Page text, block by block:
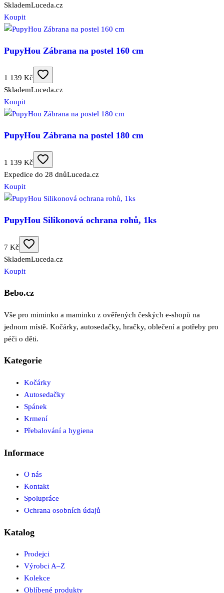
SklademLuceda.cz
Koupit
PupyHou Zábrana na postel 160 cm
1 139 Kč
SklademLuceda.cz
Koupit
PupyHou Zábrana na postel 180 cm
1 139 Kč
Expedice do 28 dnůLuceda.cz
Koupit
PupyHou Silikonová ochrana rohů, 1ks
7 Kč
SklademLuceda.cz
Koupit
Bebo.cz
Vše pro miminko a maminku z ověřených českých e-shopů na
jednom místě. Kočárky, autosedačky, hračky, oblečení a potřeby pro
péči o děti.
Kategorie
Kočárky
Autosedačky
Spánek
Krmení
Přebalování a hygiena
Informace
O nás
Kontakt
Spolupráce
Ochrana osobních údajů
Katalog
Prodejci
Výrobci A–Z
Kolekce
Oblíbené produkty